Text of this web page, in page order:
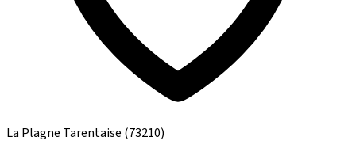
La Plagne Tarentaise (73210)